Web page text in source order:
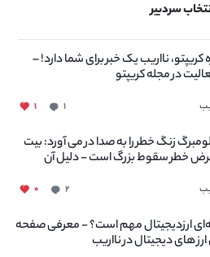
سردبیر
کریپتو، نااریب یک خبر برای شما دارد! –
در مجله کریپتو
۱ ۱
زنگ خطر را به صدا در می آورد: بیت
خطر سقوط بزرگ است - دلیل آن
۲ ۰
ارزدیجیتال مهم است؟ - معرفی صفحه
های دیجیتال در نااریب